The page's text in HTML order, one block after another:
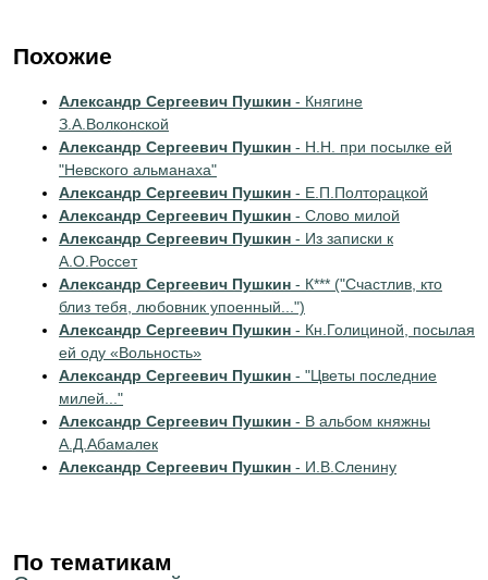
Похожие
Александр Сергеевич Пушкин - Княгине
З.А.Волконской
Александр Сергеевич Пушкин - Н.Н. при посылке ей
"Невского альманаха"
Александр Сергеевич Пушкин - Е.П.Полторацкой
Александр Сергеевич Пушкин - Слово милой
Александр Сергеевич Пушкин - Из записки к
А.О.Россет
Александр Сергеевич Пушкин - К*** ("Счастлив, кто
близ тебя, любовник упоенный...")
Александр Сергеевич Пушкин - Кн.Голициной, посылая
ей оду «Вольность»
Александр Сергеевич Пушкин - "Цветы последние
милей..."
Александр Сергеевич Пушкин - В альбом княжны
А.Д.Абамалек
Александр Сергеевич Пушкин - И.В.Сленину
По тематикам